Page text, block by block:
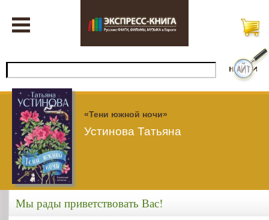
«Тени южной ночи»
Устинова Татьяна
Мы рады приветствовать Вас!